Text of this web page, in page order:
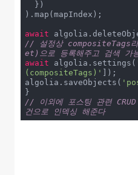
).map(mapIndex);
await
// 설정상 compositeTags
et)으로 등록해주고 검색 가
await algolia.settings(
(compositeTags)' ]);
algolia.saveObjects(
// 이외에 포스팅 관련
건으로 인덱싱 해준다